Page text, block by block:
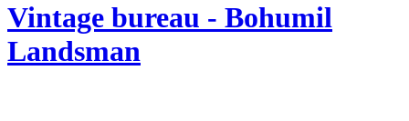
Vintage bureau - Bohumil
Landsman